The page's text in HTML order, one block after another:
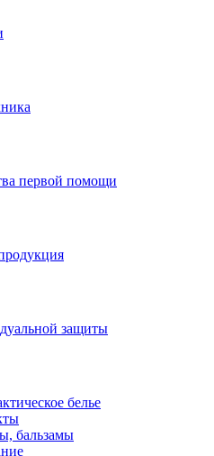
первой помощи
защиты
белье
бальзамы